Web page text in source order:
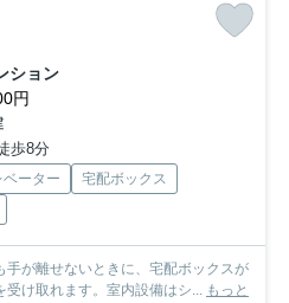
ション
円
歩8分
ベーター
宅配ボックス
手が離せないときに、宅配ボックスが
け取れます。室内設備はシ...
もっと